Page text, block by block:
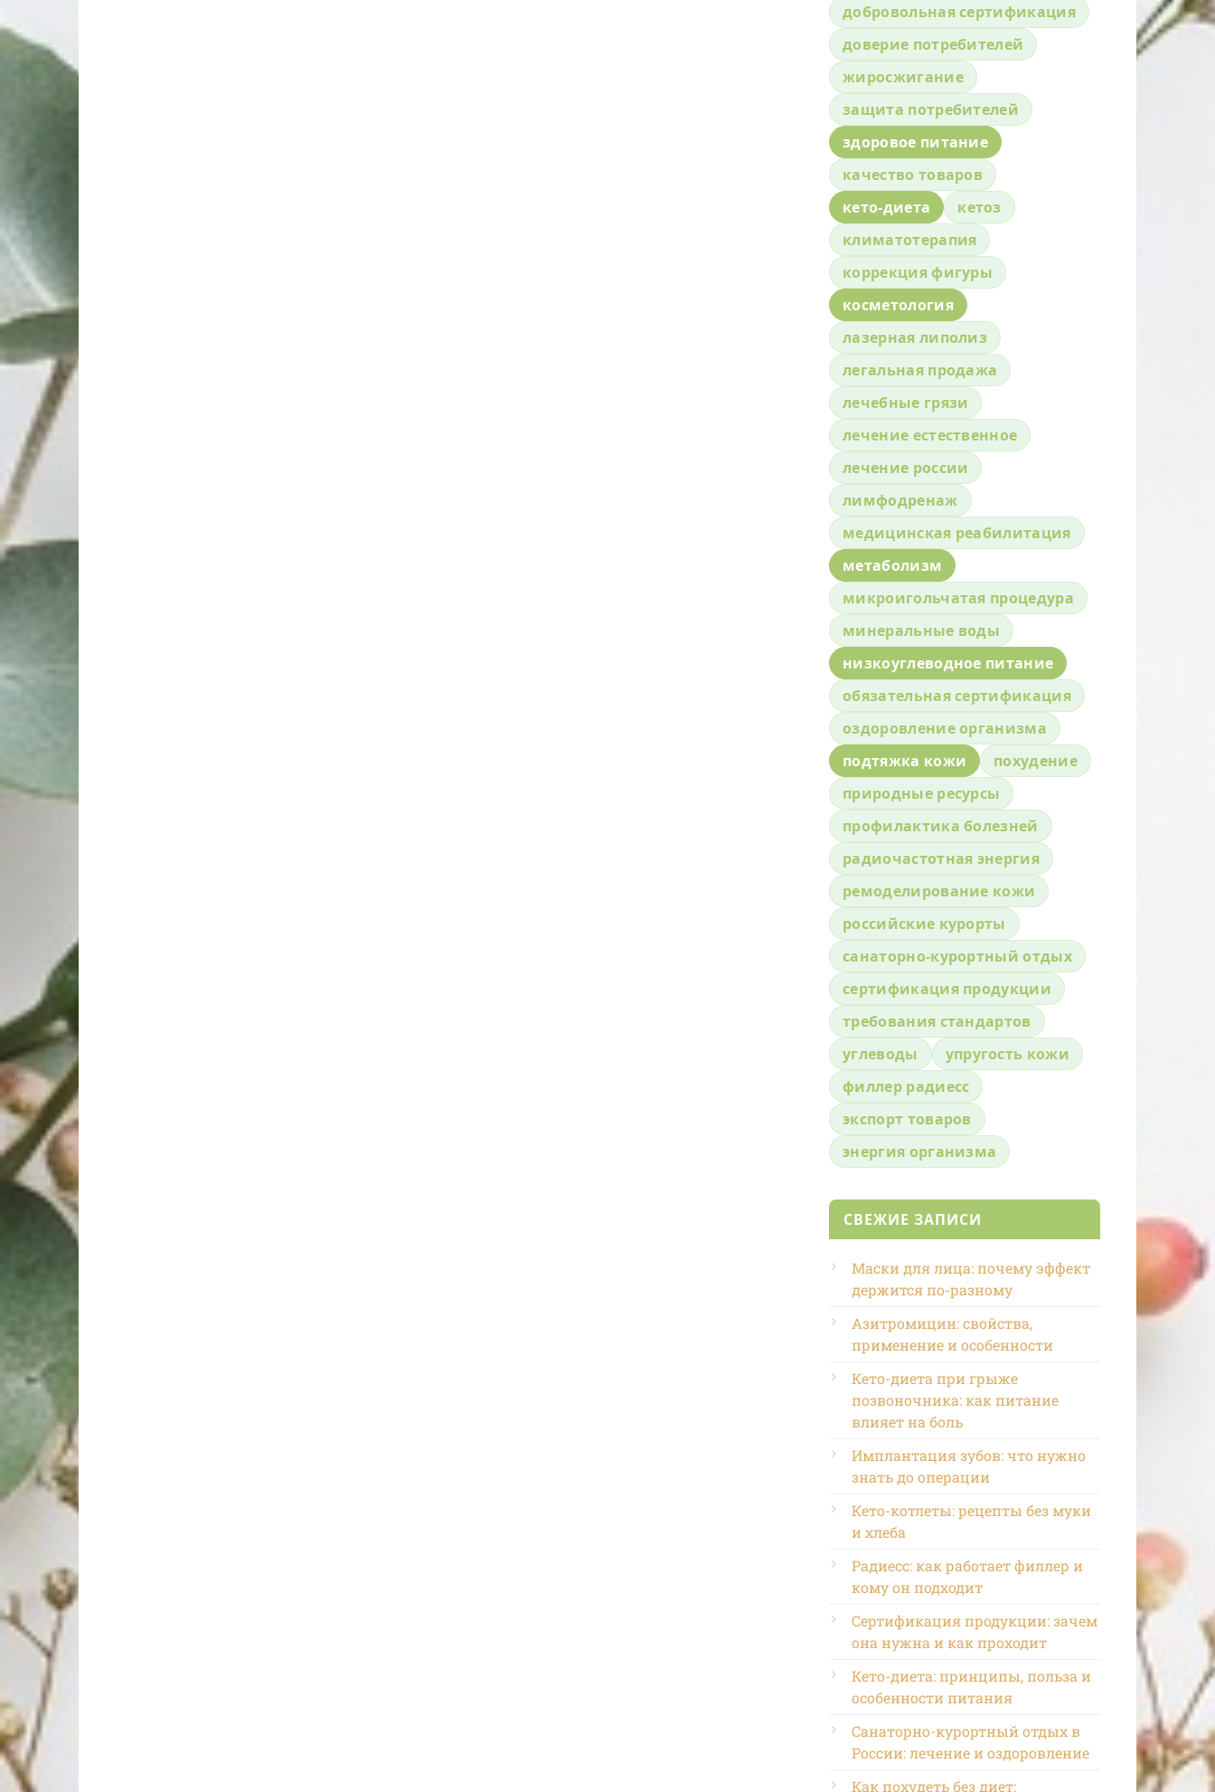
добровольная сертификация
доверие потребителей
жиросжигание
защита потребителей
здоровое питание
качество товаров
кето-диета
кетоз
климатотерапия
коррекция фигуры
косметология
лазерная липолиз
легальная продажа
лечебные грязи
лечение естественное
лечение россии
лимфодренаж
медицинская реабилитация
метаболизм
микроигольчатая процедура
минеральные воды
низкоуглеводное питание
обязательная сертификация
оздоровление организма
подтяжка кожи
похудение
природные ресурсы
профилактика болезней
радиочастотная энергия
ремоделирование кожи
российские курорты
санаторно-курортный отдых
сертификация продукции
требования стандартов
углеводы
упругость кожи
филлер радиесс
экспорт товаров
энергия организма
СВЕЖИЕ ЗАПИСИ
Маски для лица: почему эффект
держится по-разному
Азитромицин: свойства,
применение и особенности
Кето-диета при грыже
позвоночника: как питание
влияет на боль
Имплантация зубов: что нужно
знать до операции
Кето-котлеты: рецепты без муки
и хлеба
Радиесс: как работает филлер и
кому он подходит
Сертификация продукции: зачем
она нужна и как проходит
Кето-диета: принципы, польза и
особенности питания
Санаторно-курортный отдых в
России: лечение и оздоровление
Как похудеть без диет: